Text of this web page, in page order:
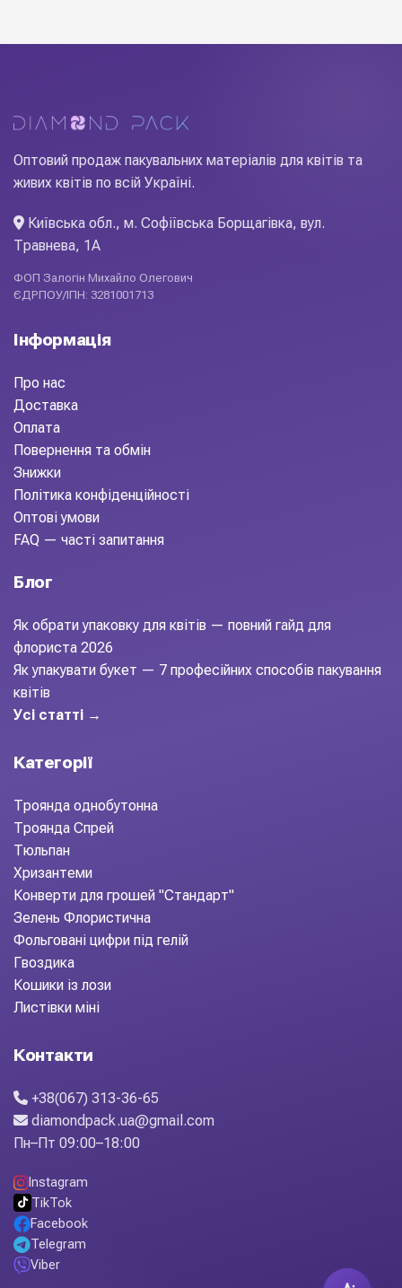
деформуючись при транспортуванні. Виразний дизайн
щотижневі нові колекції, вигідні ціни для флористів і
декораторів.
Оптовий продаж пакувальних матеріалів для квітів та
живих квітів по всій Україні.
Київська обл., м. Софіївська Борщагівка, вул.
Травнева, 1А
ФОП Залогін Михайло Олегович
ЄДРПОУ/ІПН: 3281001713
Інформація
Про нас
Доставка
Оплата
Повернення та обмін
Знижки
Політика конфіденційності
Оптові умови
FAQ — часті запитання
Блог
Як обрати упаковку для квітів — повний гайд для
флориста 2026
Як упакувати букет — 7 професійних способів пакування
квітів
Усі статті →
Категорії
Троянда однобутонна
Троянда Спрей
Тюльпан
Хризантеми
Конверти для грошей "Стандарт"
Зелень Флористична
Фольговані цифри під гелій
Гвоздика
Кошики із лози
Листівки міні
Контакти
+38(067) 313-36-65
diamondpack.ua@gmail.com
Пн–Пт 09:00–18:00
Instagram
TikTok
Facebook
Telegram
Viber